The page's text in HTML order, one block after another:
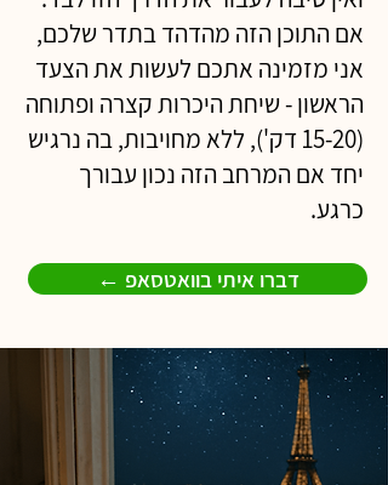
אם התוכן הזה מהדהד בתדר שלכם,
אני מזמינה אתכם לעשות את הצעד
הראשון - שיחת היכרות קצרה ופתוחה
(15-20 דק'), ללא מחויבות, בה נרגיש
יחד אם המרחב הזה נכון עבורך
כרגע.
← דברו איתי בוואטסאפ